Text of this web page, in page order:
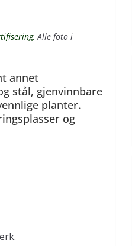
Alle foto i
annet
stål, gjenvinnbare
planter.
og